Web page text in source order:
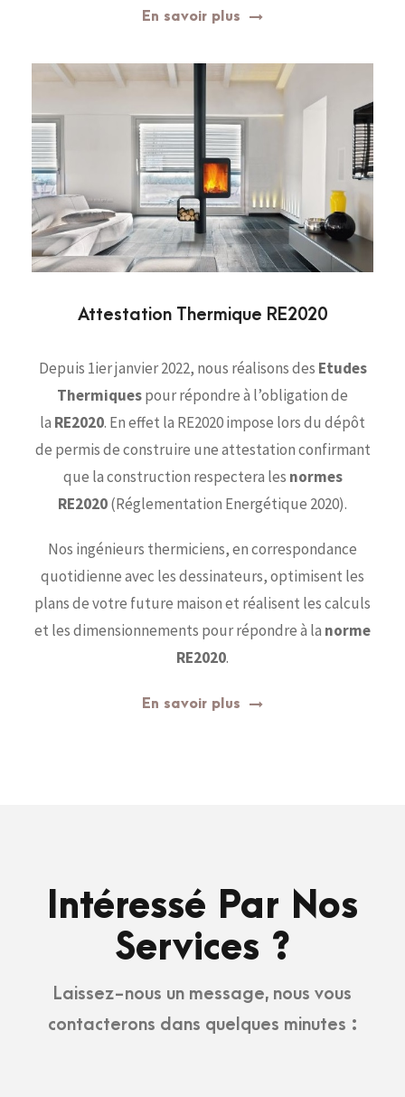
En savoir plus
Attestation Thermique RE2020
Depuis 1ier janvier 2022, nous réalisons des Etudes
Thermiquespour répondre à l’obligation de
la RE2020. En effet la RE2020 impose lors du dépôt
de permis de construire une attestation confirmant
que la construction respectera les normes
RE2020(Réglementation Energétique 2020).
Nos ingénieurs thermiciens, en correspondance
quotidienne avec les dessinateurs, optimisent les
plans de votre future maison et réalisent les calculs
et les dimensionnements pour répondre à la norme
RE2020.
En savoir plus
Intéressé Par Nos
Services ?
Laissez-nous un message, nous vous
contacterons dans quelques minutes :